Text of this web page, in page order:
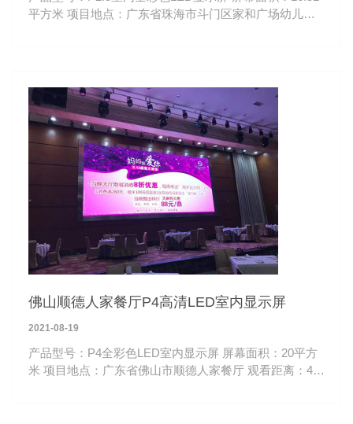
平方米 项目地点：广东省珠海市斗门区家和广场幼儿园
佛山顺德人家餐厅P4高清LED室内显示屏
2021-08-19
产品型号：P4全彩色LED室内显示屏 屏幕面积：20平方
米 项目地点：广东省佛山市顺德人家餐厅 观看距离：4-